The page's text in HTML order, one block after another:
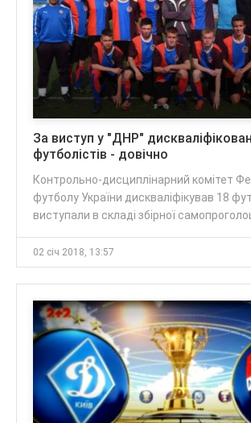
За виступ у "ДНР"
футболістів - довічно
Контрольно-дисциплінарний комітет
футболу України дискваліфікував 18
виступали в складі збірної
02 січ 2018, 13:57